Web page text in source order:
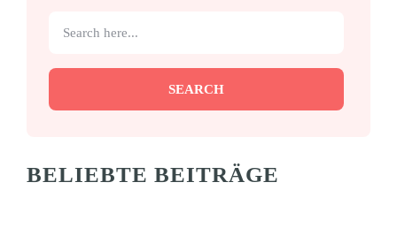
SEARCH
BELIEBTE BEITRÄGE